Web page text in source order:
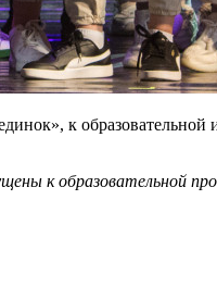
к
к образовательной